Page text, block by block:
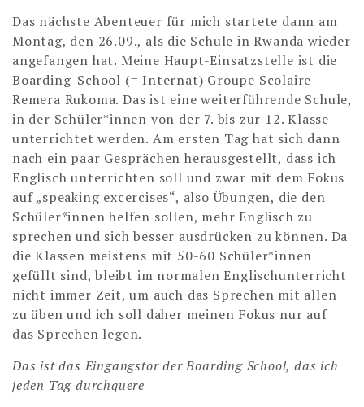
Das nächste Abenteuer für mich startete dann am
Montag, den 26.09., als die Schule in Rwanda wieder
angefangen hat. Meine Haupt-Einsatzstelle ist die
Boarding-School (= Internat) Groupe Scolaire
Remera Rukoma. Das ist eine weiterführende Schule,
in der Schüler*innen von der 7. bis zur 12. Klasse
unterrichtet werden. Am ersten Tag hat sich dann
nach ein paar Gesprächen herausgestellt, dass ich
Englisch unterrichten soll und zwar mit dem Fokus
auf „speaking excercises“, also Übungen, die den
Schüler*innen helfen sollen, mehr Englisch zu
sprechen und sich besser ausdrücken zu können. Da
die Klassen meistens mit 50-60 Schüler*innen
gefüllt sind, bleibt im normalen Englischunterricht
nicht immer Zeit, um auch das Sprechen mit allen
zu üben und ich soll daher meinen Fokus nur auf
das Sprechen legen.
Das ist das Eingangstor der Boarding School, das ich
jeden Tag durchquere